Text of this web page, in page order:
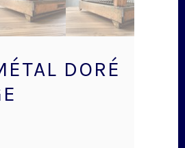
DORÉ